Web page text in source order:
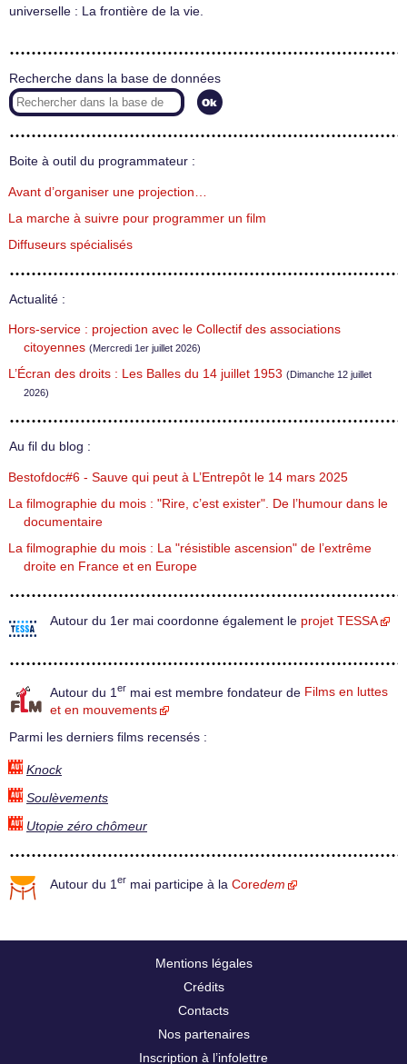
universelle : La frontière de la vie.
Recherche dans la base de données
Boite à outil du programmateur :
Avant d’organiser une projection…
La marche à suivre pour programmer un film
Diffuseurs spécialisés
Actualité :
Hors-service : projection avec le Collectif des associations
citoyennes (Mercredi 1er juillet 2026)
L’Écran des droits : Les Balles du 14 juillet 1953 (Dimanche 12 juillet
2026)
Au fil du blog :
Bestofdoc#6 - Sauve qui peut à L’Entrepôt le 14 mars 2025
La filmographie du mois : "Rire, c’est exister". De l’humour dans le
documentaire
La filmographie du mois : La "résistible ascension" de l’extrême
droite en France et en Europe
Autour du 1er mai coordonne également le projet TESSA
Autour du 1 er mai est membre fondateur de Films en luttes
et en mouvements
Parmi les derniers films recensés :
Knock
Soulèvements
Utopie zéro chômeur
Autour du 1 er mai participe à la Coredem
Mentions légales
Crédits
Contacts
Nos partenaires
Inscription à l’infolettre